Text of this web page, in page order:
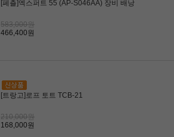
[페츨]엑스퍼트 55 (AP-S046AA) 장비 배낭
583,000원
466,400원
[트랑고]로프 토트 TCB-21
210,000원
168,000원